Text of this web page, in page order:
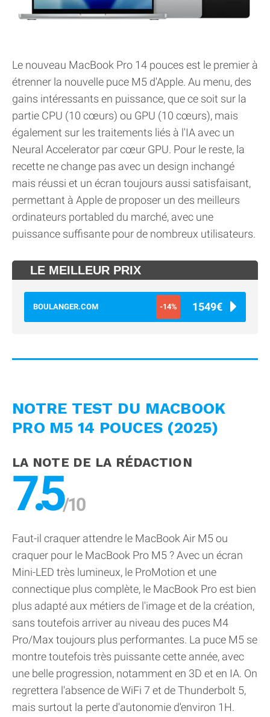
Le nouveau MacBook Pro 14 pouces est le premier à
étrenner la nouvelle puce M5 d'Apple. Au menu, des
gains intéressants en puissance, que ce soit sur la
partie CPU (10 cœurs) ou GPU (10 cœurs), mais
également sur les traitements liés à l'IA avec un
Neural Accelerator par cœur GPU. Pour le reste, la
recette ne change pas avec un design inchangé
mais réussi et un écran toujours aussi satisfaisant,
permettant à Apple de proposer un des meilleurs
ordinateurs portabled du marché, avec une
puissance suffisante pour de nombreux utilisateurs.
LE MEILLEUR PRIX
BOULANGER.COM -14% 1549€
NOTRE TEST DU MACBOOK
PRO M5 14 POUCES (2025)
LA NOTE DE LA RÉDACTION
7.5
Faut-il craquer attendre le MacBook Air M5 ou
craquer pour le MacBook Pro M5 ? Avec un écran
Mini-LED très lumineux, le ProMotion et une
connectique plus complète, le MacBook Pro est bien
plus adapté aux métiers de l'image et de la création,
sans toutefois arriver au niveau des puces M4
Pro/Max toujours plus performantes. La puce M5 se
montre toutefois très puissante cette année, avec
une belle progression, notamment en 3D et en IA. On
regrettera l'absence de WiFi 7 et de Thunderbolt 5,
mais surtout la perte d'autonomie d'environ 1H.